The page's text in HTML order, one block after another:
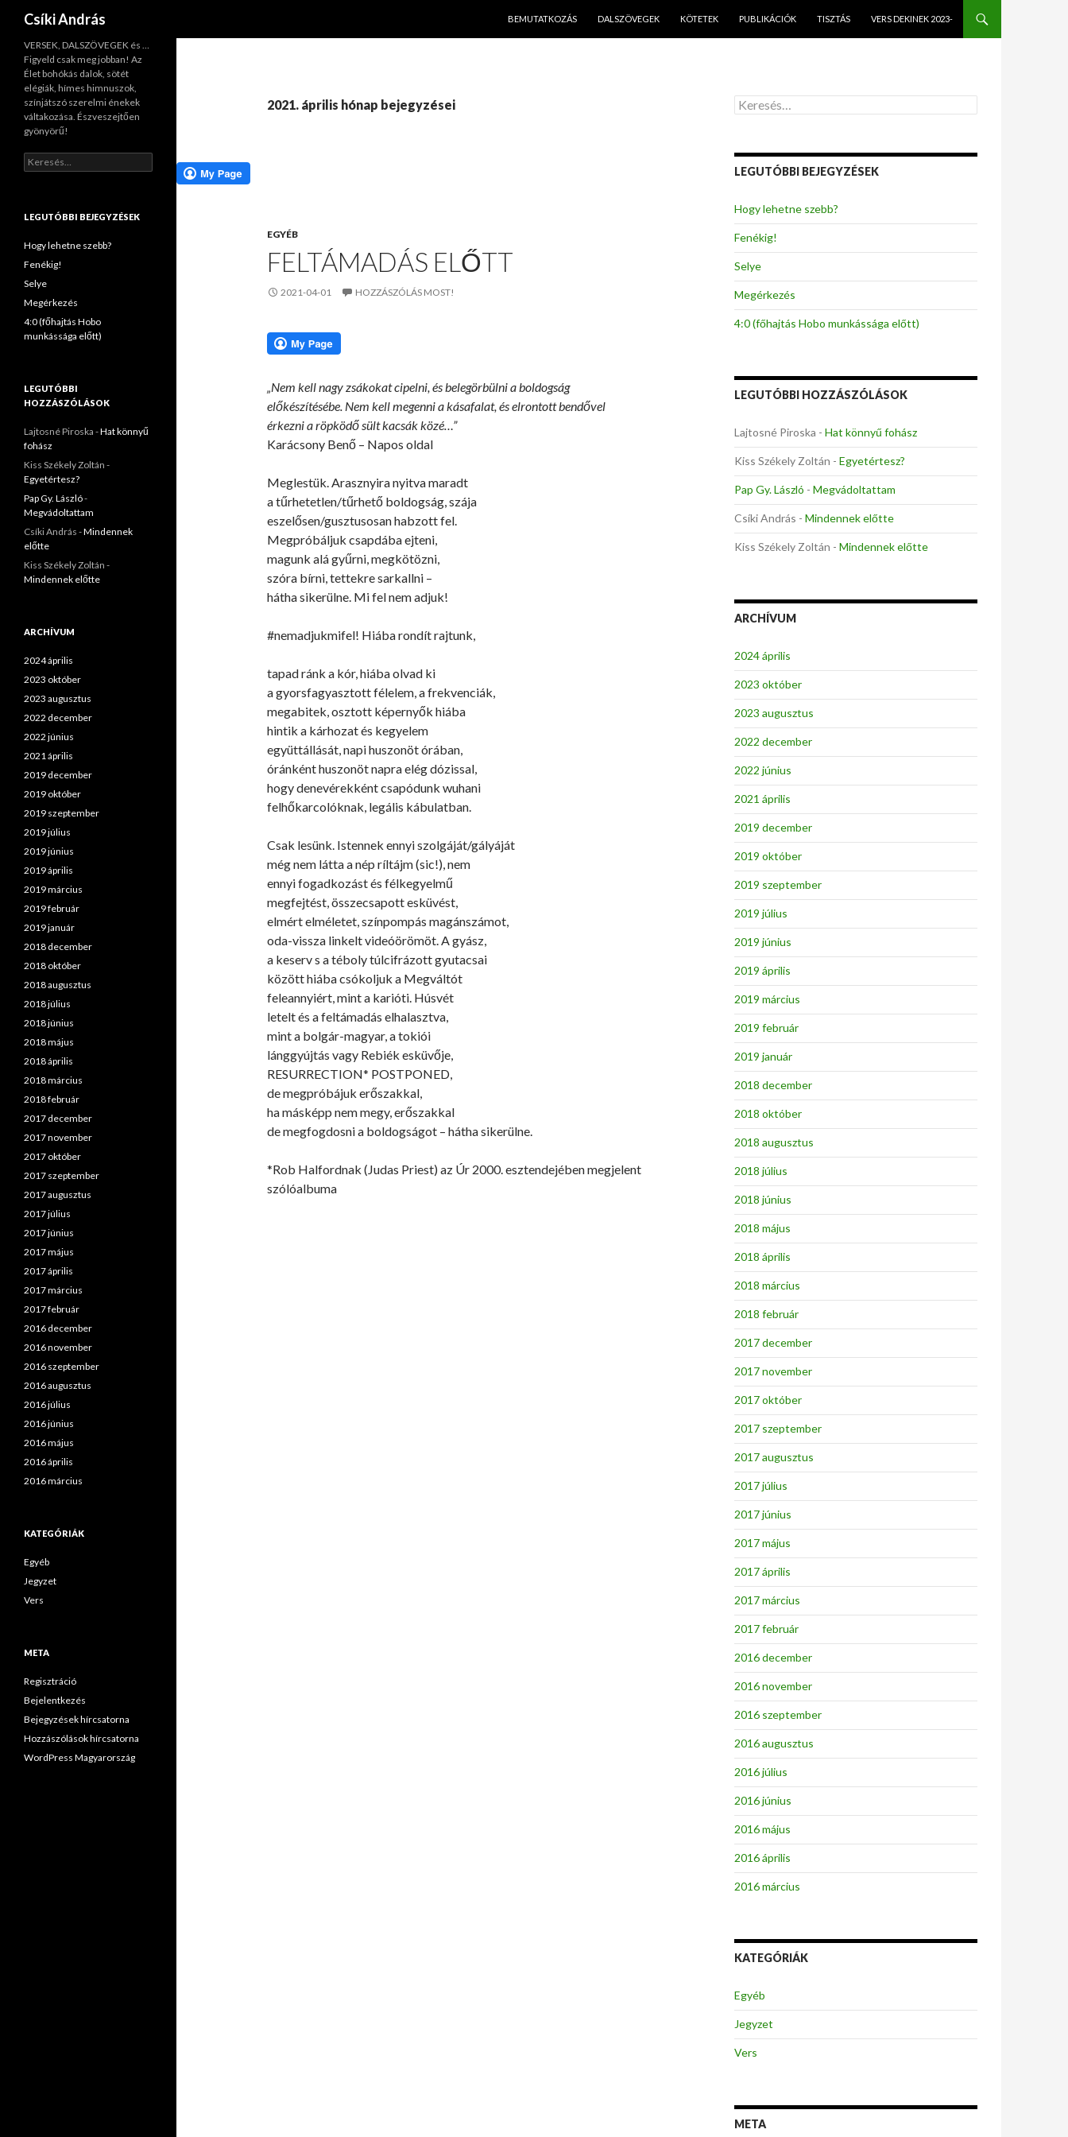
Csíki András
BEMUTATKOZÁS
DALSZÖVEGEK KÖTETEK PUBLIKÁCIÓK TISZTÁS VERS DEKINEK 2023-
2021. április hónap bejegyzései
EGYÉB
FELTÁMADÁS ELŐTT
2021-04-01 HOZZÁSZÓLÁS MOST!
„Nem kell nagy zsákokat cipelni, és belegörbülni a boldogság
előkészítésébe. Nem kell megenni a kásafalat, és elrontott bendővel
érkezni a röpködő sült kacsák közé…”
Karácsony Benő – Napos oldal
Meglestük. Arasznyira nyitva maradt
a tűrhetetlen/tűrhető boldogság, szája
eszelősen/gusztusosan habzott fel.
Megpróbáljuk csapdába ejteni,
magunk alá gyűrni, megkötözni,
szóra bírni, tettekre sarkallni –
hátha sikerülne. Mi fel nem adjuk!
#nemadjukmifel! Hiába rondít rajtunk,
tapad ránk a kór, hiába olvad ki
a gyorsfagyasztott félelem, a frekvenciák,
megabitek, osztott képernyők hiába
hintik a kárhozat és kegyelem
együttállását, napi huszonöt órában,
óránként huszonöt napra elég dózissal,
hogy denevérekként csapódunk wuhani
felhőkarcolóknak, legális kábulatban.
Csak lesünk. Istennek ennyi szolgáját/gályáját
még nem látta a nép ríltájm (sic!), nem
ennyi fogadkozást és félkegyelmű
megfejtést, összecsapott esküvést,
elmért elméletet, színpompás magánszámot,
oda-vissza linkelt videóörömöt. A gyász,
a keserv s a téboly túlcifrázott gyutacsai
között hiába csókoljuk a Megváltót
feleannyiért, mint a karióti. Húsvét
letelt és a feltámadás elhalasztva,
mint a bolgár-magyar, a tokiói
lánggyújtás vagy Rebiék esküvője,
RESURRECTION* POSTPONED,
de megpróbájuk erőszakkal,
ha másképp nem megy, erőszakkal
de megfogdosni a boldogságot – hátha sikerülne.
*Rob Halfordnak (Judas Priest) az Úr 2000. esztendejében megjelent
szólóalbuma
K
e
s
é
:
LEGUTÓBBI BEJEGYZÉSEK
Hogy lehetne szebb?
Fenékig!
Selye
Megérkezés
4:0 (főhajtás Hobo munkássága előtt)
LEGUTÓBBI HOZZÁSZÓLÁSOK
Lajtosné Piroska - Hat könnyű fohász
Kiss Székely Zoltán - Egyetértesz?
Pap Gy. László - Megvádoltattam
Csíki András - Mindennek előtte
Kiss Székely Zoltán - Mindennek előtte
ARCHÍVUM
2024 április
2023 október
2023 augusztus
2022 december
2022 június
2021 április
2019 december
2019 október
2019 szeptember
2019 július
2019 június
2019 április
2019 március
2019 február
2019 január
2018 december
2018 október
2018 augusztus
2018 július
2018 június
2018 május
2018 április
2018 március
2018 február
2017 december
2017 november
2017 október
2017 szeptember
2017 augusztus
2017 július
2017 június
2017 május
2017 április
2017 március
2017 február
2016 december
2016 november
2016 szeptember
2016 augusztus
2016 július
2016 június
2016 május
2016 április
2016 március
KATEGÓRIÁK
Egyéb
Jegyzet
Vers
META
VERSEK, DALSZÖVEGEK és …
Figyeld csak meg jobban! Az
Élet bohókás dalok, sötét
elégiák, hímes himnuszok,
színjátszó szerelmi énekek
váltakozása. Észveszejtően
gyönyörű!
K
e
s
s
:
LEGUTÓBBI BEJEGYZÉSEK
Hogy lehetne szebb?
Fenékig!
Selye
Megérkezés
4:0 (főhajtás Hobo
munkássága előtt)
LEGUTÓBBI
HOZZÁSZÓLÁSOK
Lajtosné Piroska -Hat könnyű
fohász
Kiss Székely Zoltán -
Egyetértesz?
Pap Gy. László-
Megvádoltattam
Csíki András -Mindennek
előtte
Kiss Székely Zoltán -
Mindennek előtte
ARCHÍVUM
2024 április
2023 október
2023 augusztus
2022 december
2022 június
2021 április
2019 december
2019 október
2019 szeptember
2019 július
2019 június
2019 április
2019 március
2019 február
2019 január
2018 december
2018 október
2018 augusztus
2018 július
2018 június
2018 május
2018 április
2018 március
2018 február
2017 december
2017 november
2017 október
2017 szeptember
2017 augusztus
2017 július
2017 június
2017 május
2017 április
2017 március
2017 február
2016 december
2016 november
2016 szeptember
2016 augusztus
2016 július
2016 június
2016 május
2016 április
2016 március
KATEGÓRIÁK
Egyéb
Jegyzet
Vers
META
Regisztráció
Bejelentkezés
Bejegyzések hírcsatorna
Hozzászólások hírcsatorna
WordPress Magyarország